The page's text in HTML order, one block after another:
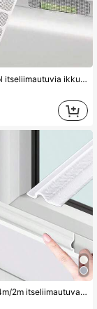
100/50/25 kpl itseliimautuvia ikkunan tyhjennysreiän verkkotarroja, vedenpitäviä ikkunanäytön korjauslaastareita, hienojakoisia hyttyskarkotetta liukuoven ikkunakiskoon, kestäviä kesäkoti-ikkunoiden lisävarusteita
10m/8m/6m/4m/2m itseliimautuva tiivistenauha - tuulenpitävä, äänieristetty, pölytiivis, hyönteisten esto, törmäyksenesto, meluneristys, energiansäästö - soveltuu muovi-teräsoville ja -ikkunoille - helppo asentaa (valkoinen)